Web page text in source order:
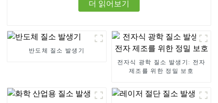
더 읽어보기
반도체 질소 발생기
전자식 광학 질소 발생기: 전자
제조를 위한 정밀 보호